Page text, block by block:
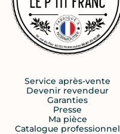
Service après-vente
Devenir revendeur
Garanties
Presse
Ma pièce
Catalogue professionnel